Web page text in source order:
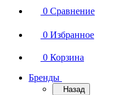
0 Сравнение
0 Избранное
0 Корзина
Бренды
Назад